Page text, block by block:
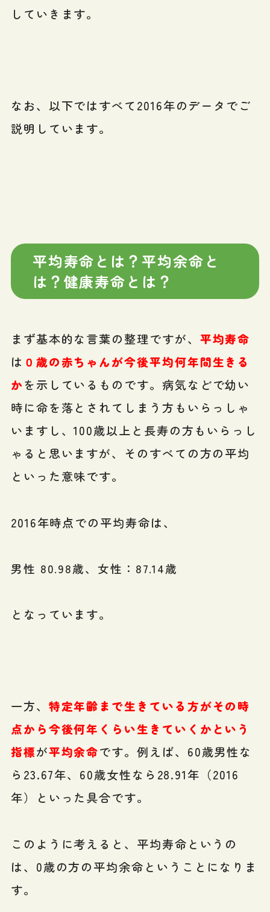
していきます。
なお、以下ではすべて2016年のデータでご
説明しています。
平均寿命とは？平均余命と
は？健康寿命とは？
まず基本的な言葉の整理ですが、 平均寿命
は ０歳の赤ちゃんが今後平均何年間生きる
かを示しているものです。病気などで幼い
時に命を落とされてしまう方もいらっしゃ
いますし、100歳以上と長寿の方もいらっし
ゃると思いますが、そのすべての方の平均
といった意味です。
2016年時点での平均寿命は、
男性 80.98歳、女性：87.14歳
となっています。
一方、 特定年齢まで生きている方がその時
点から今後何年くらい生きていくかという
指標が平均余命です。例えば、60歳男性な
ら23.67年、60歳女性なら28.91年（2016
年）といった具合です。
このように考えると、平均寿命というの
は、0歳の方の平均余命ということになりま
す。